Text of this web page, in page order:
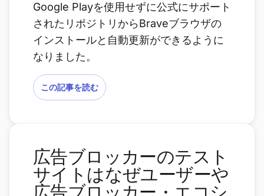
Google Playを使用せずに公式にサポート
されたリポジトリからBraveブラウザの
インストールと自動更新ができるように
なりました。
この記事を読む
広告ブロッカーのテスト
サイトはなぜユーザーや